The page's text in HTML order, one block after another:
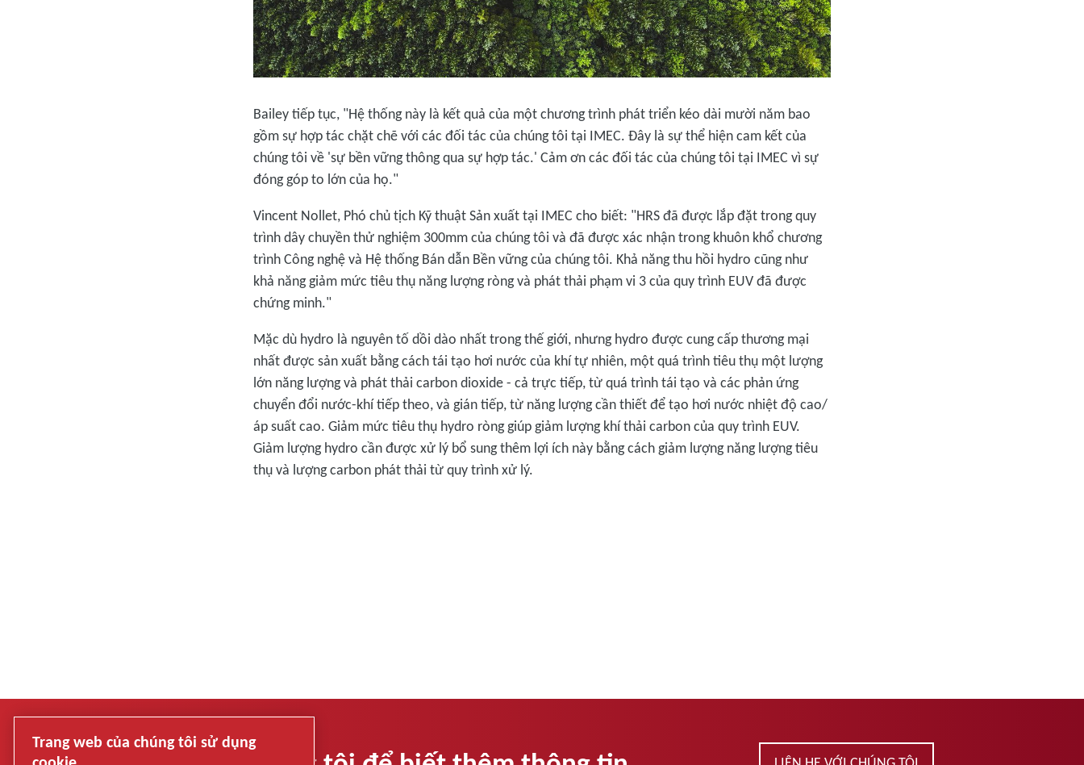
Bailey tiếp tục, "Hệ thống này là kết quả của một chương trình phát triển kéo dài mười năm bao
gồm sự hợp tác chặt chẽ với các đối tác của chúng tôi tại IMEC. Đây là sự thể hiện cam kết của
chúng tôi về 'sự bền vững thông qua sự hợp tác.' Cảm ơn các đối tác của chúng tôi tại IMEC vì sự
đóng góp to lớn của họ."
Vincent Nollet, Phó chủ tịch Kỹ thuật Sản xuất tại IMEC cho biết: "HRS đã được lắp đặt trong quy
trình dây chuyền thử nghiệm 300mm của chúng tôi và đã được xác nhận trong khuôn khổ chương
trình Công nghệ và Hệ thống Bán dẫn Bền vững của chúng tôi. Khả năng thu hồi hydro cũng như
khả năng giảm mức tiêu thụ năng lượng ròng và phát thải phạm vi 3 của quy trình EUV đã được
chứng minh."
Mặc dù hydro là nguyên tố dồi dào nhất trong thế giới, nhưng hydro được cung cấp thương mại
nhất được sản xuất bằng cách tái tạo hơi nước của khí tự nhiên, một quá trình tiêu thụ một lượng
lớn năng lượng và phát thải carbon dioxide - cả trực tiếp, từ quá trình tái tạo và các phản ứng
chuyển đổi nước-khí tiếp theo, và gián tiếp, từ năng lượng cần thiết để tạo hơi nước nhiệt độ cao/
áp suất cao. Giảm mức tiêu thụ hydro ròng giúp giảm lượng khí thải carbon của quy trình EUV.
Giảm lượng hydro cần được xử lý bổ sung thêm lợi ích này bằng cách giảm lượng năng lượng tiêu
thụ và lượng carbon phát thải từ quy trình xử lý.
Trang web của chúng tôi sử dụng